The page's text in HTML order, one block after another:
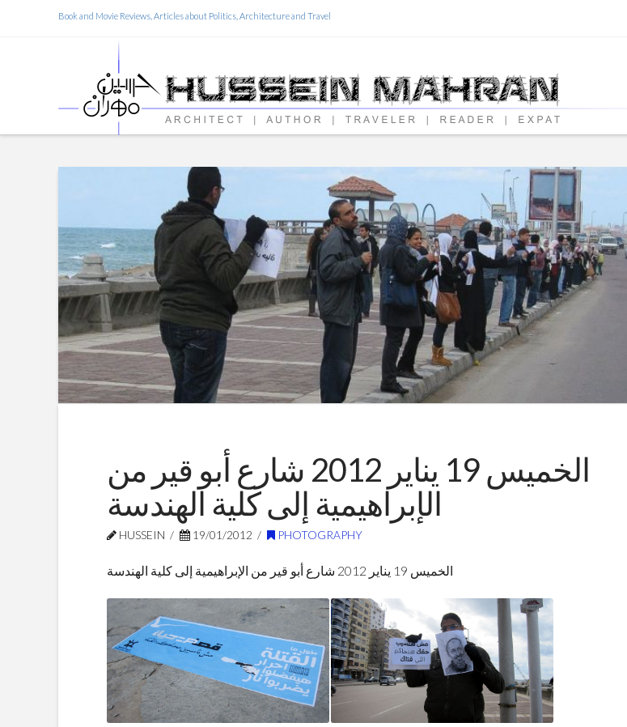
Book and Movie Reviews, Articles about Politics, Architecture and Travel
الخميس 19 يناير 2012 شارع أبو قير من
الإبراهيمية إلى كلية الهندسة
HUSSEIN 19/01/2012 PHOTOGRAPHY
الخميس 19 يناير 2012 شارع أبو قير من الإبراهيمية إلى كلية الهندسة